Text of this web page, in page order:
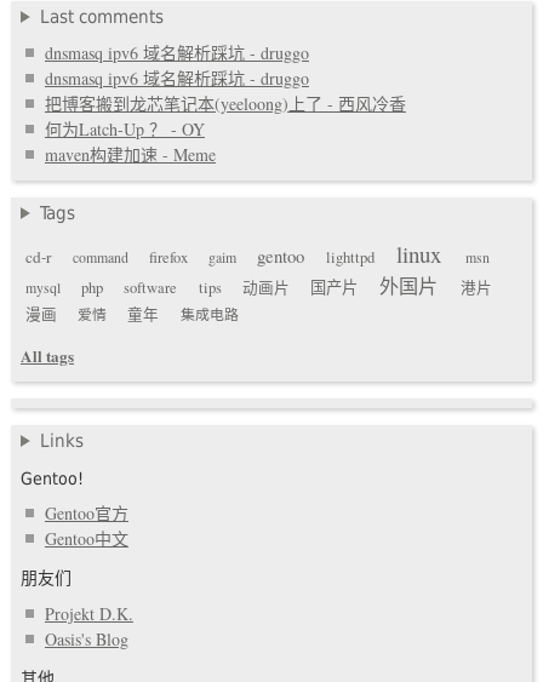
Last comments
dnsmasq ipv6 域名解析踩坑 - druggo
dnsmasq ipv6 域名解析踩坑 - druggo
把博客搬到龙芯笔记本(yeeloong)上了 - 西风冷香
何为Latch-Up ？ - OY
maven构建加速 - Meme
Tags
cd-r
command firefox gaim gentoo lighttpd linux
msn
mysql
php software tips 动画片 国产片 外国片
港片
漫画
爱情 童年 集成电路
All tags
Links
Gentoo!
Gentoo官方
Gentoo中文
朋友们
Projekt D.K.
Oasis's Blog
其他